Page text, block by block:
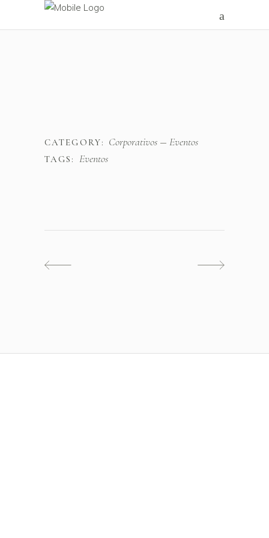
CATEGORY: Corporativos Eventos
TAGS: Eventos